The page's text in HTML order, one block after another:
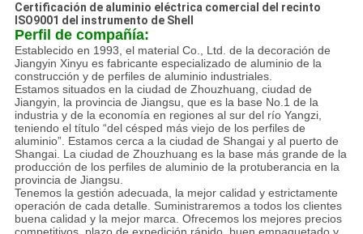
Certificación de aluminio eléctrica comercial del recinto
ISO9001 del instrumento de Shell
Perfil de compañía:
Establecido en 1993, el material Co., Ltd. de la decoración de
Jiangyin Xinyu es fabricante especializado de aluminio de la
construcción y de perfiles de aluminio industriales.
Estamos situados en la ciudad de Zhouzhuang, ciudad de
Jiangyin, la provincia de Jiangsu, que es la base No.1 de la
industria y de la economía en regiones al sur del río Yangzi,
teniendo el título “del césped más viejo de los perfiles de
aluminio”. Estamos cerca a la ciudad de Shangai y al puerto de
Shangai. La ciudad de Zhouzhuang es la base más grande de la
producción de los perfiles de aluminio de la protuberancia en la
provincia de Jiangsu.
Tenemos la gestión adecuada, la mejor calidad y estrictamente
operación de cada detalle. Suministraremos a todos los clientes
buena calidad y la mejor marca. Ofrecemos los mejores precios